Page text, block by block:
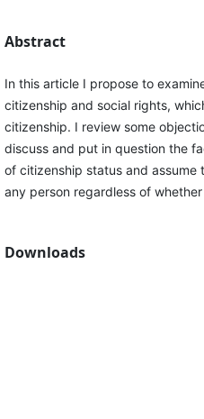
Abstract
In this article I propose to
citizenship and social rights,
citizenship. I review some
discuss and put in question the
of citizenship status and
any person regardless of
Downloads